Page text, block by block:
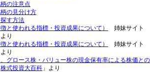
の注意点
の見分け方
す方法
と使われる指標・投資成果について）
姉妹サイト
より
と使われる指標・投資成果について）
姉妹サイト
より
グロース株・バリュー株の現金保有率による株価との
株式投資大百科 」より